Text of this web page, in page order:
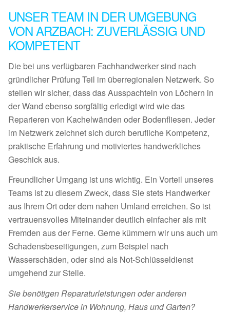
UNSER TEAM IN DER UMGEBUNG
VON ARZBACH: ZUVERLÄSSIG UND
KOMPETENT
Die bei uns verfügbaren Fachhandwerker sind nach
gründlicher Prüfung Teil im überregionalen Netzwerk. So
stellen wir sicher, dass das Ausspachteln von Löchern in
der Wand ebenso sorgfältig erledigt wird wie das
Reparieren von Kachelwänden oder Bodenfliesen. Jeder
im Netzwerk zeichnet sich durch berufliche Kompetenz,
praktische Erfahrung und motiviertes handwerkliches
Geschick aus.
Freundlicher Umgang ist uns wichtig. Ein Vorteil unseres
Teams ist zu diesem Zweck, dass Sie stets Handwerker
aus Ihrem Ort oder dem nahen Umland erreichen. So ist
vertrauensvolles Miteinander deutlich einfacher als mit
Fremden aus der Ferne. Gerne kümmern wir uns auch um
Schadensbeseitigungen, zum Beispiel nach
Wasserschäden, oder sind als Not-Schlüsseldienst
umgehend zur Stelle.
Sie benötigen Reparaturleistungen oder anderen
Handwerkerservice in Wohnung, Haus und Garten?